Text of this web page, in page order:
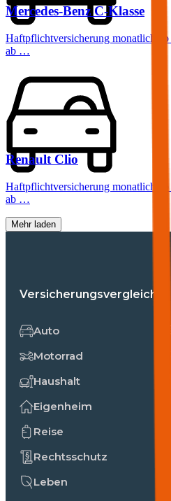
Mercedes-Benz C-Klasse
Haftpflichtversicherung monatlich ab
ab …
Renault Clio
Haftpflichtversicherung monatlich ab
ab …
Mehr laden
Versicherungsvergleiche
Auto
Motorrad
Haushalt
Eigenheim
Reise
Rechtsschutz
Leben